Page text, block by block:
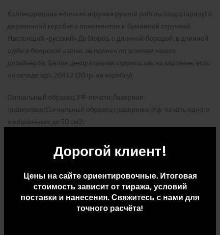
Дорогой клиент!
Цены на сайте ориентировочные. Итоговая
стоимость зависит от тиража, условий
поставки и нанесения. Свяжитесь с нами для
точного расчёта!
Коллекционная елочная игрушка ручной работы (под старину) в
деревянной коробке с ложементом и бумажной стружкой.
Настоящий «русский» Де Мороз, с длинной бородой, в длинной
шубе и боярской шапке, выполнен по эскизам наших
дизайнеров. Белая декоративная стружка, как на картинке, есть
на складе арт. 20412 (30 гр. на коробку)
Сигнальный образец УФ-печати;Лазерная
гравировка;Сигнальный образец гравировки;Уф-печать одного
изображения до 50 см2;
Вес упаковки: 14.5